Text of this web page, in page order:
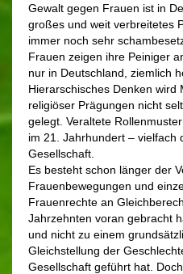
Gewalt gegen Frauen ist in
großes und weit verbreitetes
immer noch sehr
Frauen zeigen ihre Peiniger
nur in Deutschland, ziemlich
Hierarschisches Denken
religiöser Prägungen nicht
gelegt. Veraltete
im 21. Jahrhundert – vielfach
Gesellschaft.
Es besteht schon länger der
Frauenbewegungen und
Frauenrechte an
Jahrzehnten voran gebracht
und nicht zu einem
Gleichstellung der
Gesellschaft geführt hat.